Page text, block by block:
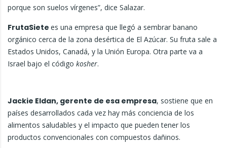
porque son suelos vírgenes”, dice Salazar.
FrutaSiete es una empresa que llegó a sembrar banano
orgánico cerca de la zona desértica de El Azúcar. Su fruta sale a
Estados Unidos, Canadá, y la Unión Europa. Otra parte va a
Israel bajo el código kosher.
Jackie Eldan, gerente de esa empresa, sostiene que en
países desarrollados cada vez hay más conciencia de los
alimentos saludables y el impacto que pueden tener los
productos convencionales con compuestos dañinos.